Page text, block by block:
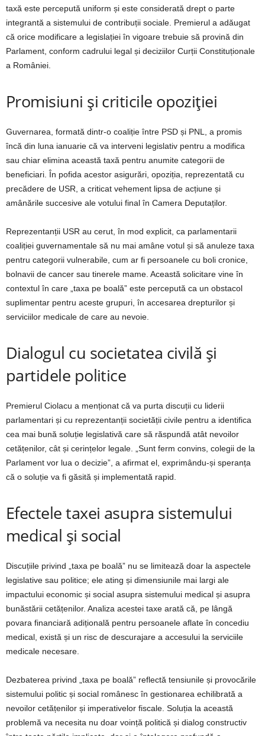
taxă este percepută uniform și este considerată drept o parte
integrantă a sistemului de contribuții sociale. Premierul a adăugat
că orice modificare a legislației în vigoare trebuie să provină din
Parlament, conform cadrului legal și deciziilor Curții Constituționale
a României.
Promisiuni și criticile opoziției
Guvernarea, formată dintr-o coaliție între PSD și PNL, a promis
încă din luna ianuarie că va interveni legislativ pentru a modifica
sau chiar elimina această taxă pentru anumite categorii de
beneficiari. În pofida acestor asigurări, opoziția, reprezentată cu
precădere de USR, a criticat vehement lipsa de acțiune și
amânările succesive ale votului final în Camera Deputaților.
Reprezentanții USR au cerut, în mod explicit, ca parlamentarii
coaliției guvernamentale să nu mai amâne votul și să anuleze taxa
pentru categorii vulnerabile, cum ar fi persoanele cu boli cronice,
bolnavii de cancer sau tinerele mame. Această solicitare vine în
contextul în care „taxa pe boală” este percepută ca un obstacol
suplimentar pentru aceste grupuri, în accesarea drepturilor și
serviciilor medicale de care au nevoie.
Dialogul cu societatea civilă și
partidele politice
Premierul Ciolacu a menționat că va purta discuții cu liderii
parlamentari și cu reprezentanții societății civile pentru a identifica
cea mai bună soluție legislativă care să răspundă atât nevoilor
cetățenilor, cât și cerințelor legale. „Sunt ferm convins, colegii de la
Parlament vor lua o decizie”, a afirmat el, exprimându-și speranța
că o soluție va fi găsită și implementată rapid.
Efectele taxei asupra sistemului
medical și social
Discuțiile privind „taxa pe boală” nu se limitează doar la aspectele
legislative sau politice; ele ating și dimensiunile mai largi ale
impactului economic și social asupra sistemului medical și asupra
bunăstării cetățenilor. Analiza acestei taxe arată că, pe lângă
povara financiară adițională pentru persoanele aflate în concediu
medical, există și un risc de descurajare a accesului la serviciile
medicale necesare.
Dezbaterea privind „taxa pe boală” reflectă tensiunile și provocările
sistemului politic și social românesc în gestionarea echilibrată a
nevoilor cetățenilor și imperativelor fiscale. Soluția la această
problemă va necesita nu doar voință politică și dialog constructiv